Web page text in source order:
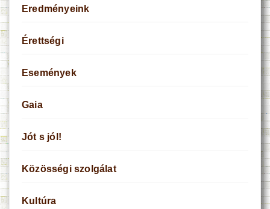
Eredményeink
Érettségi
Események
Gaia
Jót s jól!
Közösségi szolgálat
Kultúra